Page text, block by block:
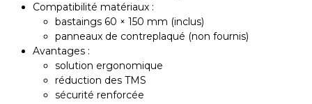
Compatibilité matériaux :
bastaings 60 × 150 mm (inclus)
panneaux de contreplaqué (non fournis)
Avantages :
solution ergonomique
réduction des TMS
sécurité renforcée